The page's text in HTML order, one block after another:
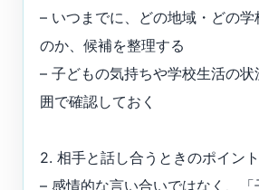
– いつまでに、どの地域・どの学
のか、候補を整理する
– 子どもの気持ちや学校生活の
囲で確認しておく
2. 相手と話し合うときのポイント
– 感情的な言い合いではなく、「